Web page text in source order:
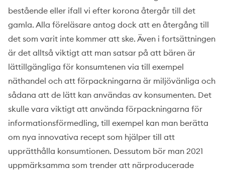
bestående eller ifall vi efter korona återgår till det
gamla. Alla föreläsare antog dock att en återgång till
det som varit inte kommer att ske. Även i fortsättningen
är det alltså viktigt att man satsar på att bären är
lättillgängliga för konsumtenen via till exempel
näthandel och att förpackningarna är miljövänliga och
sådana att de lätt kan användas av konsumenten. Det
skulle vara viktigt att använda förpackningarna för
informationsförmedling, till exempel kan man berätta
om nya innovativa recept som hjälper till att
upprätthålla konsumtionen. Dessutom bör man 2021
uppmärksamma som trender att närproducerade